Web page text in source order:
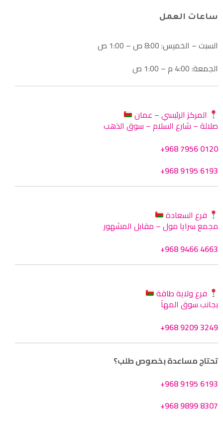
ساعات العمل
السبت – الخميس: 8:00 ص – 1:00 ص
الجمعة: 4:00 م – 1:00 ص
المركز الرئيسي – عمان
صلالة – شارع السلام – سوق الذهب
+968 7956 0120
+968 9195 6193
فرع السعادة
مجمع سرايا مول – مقابل المشهور
+968 9466 4663
فرع ولاية طاقة
بجانب سوق المهآ
+968 9209 3249
تحتاج مساعدة بخصوص طلب؟
+968 9195 6193
+968 9899 8307